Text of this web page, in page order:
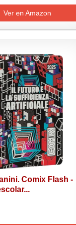
Ver en Amazon
Comix Flash -